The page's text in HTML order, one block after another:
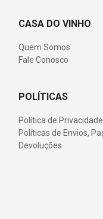
CASA DO VINHO
Quem Somos
Fale Conosco
POLÍTICAS
Política de Privacidade
Políticas de Envios,
Devoluções